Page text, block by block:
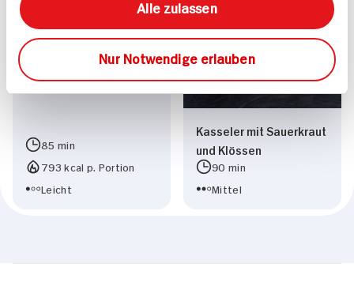
Alle zulassen
Nur Notwendige erlauben
85 min
793 kcal p. Portion
Leicht
Kasseler mit Sauerkraut
und Klössen
90 min
Mittel